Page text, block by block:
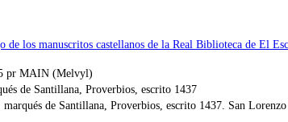
de los manuscritos castellanos de la Real Biblioteca de El
pr MAIN (Melvyl)
de Santillana, Proverbios, escrito 1437
de Santillana, Proverbios, escrito 1437. San